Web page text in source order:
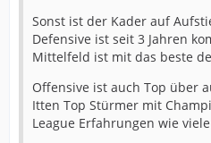
Sonst ist der Kader auf
Defensive ist seit 3 Jahren
Mittelfeld ist mit das beste
Offensive ist auch Top über
Itten Top Stürmer mit
League Erfahrungen wie